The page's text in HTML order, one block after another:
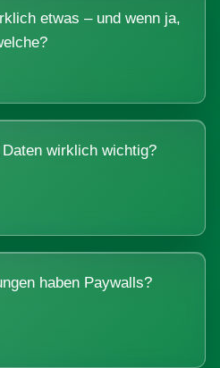
etwas – und wenn ja,
wirklich wichtig?
haben Paywalls?